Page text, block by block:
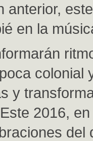
anterior,
en la
colonial
y
2016,
del